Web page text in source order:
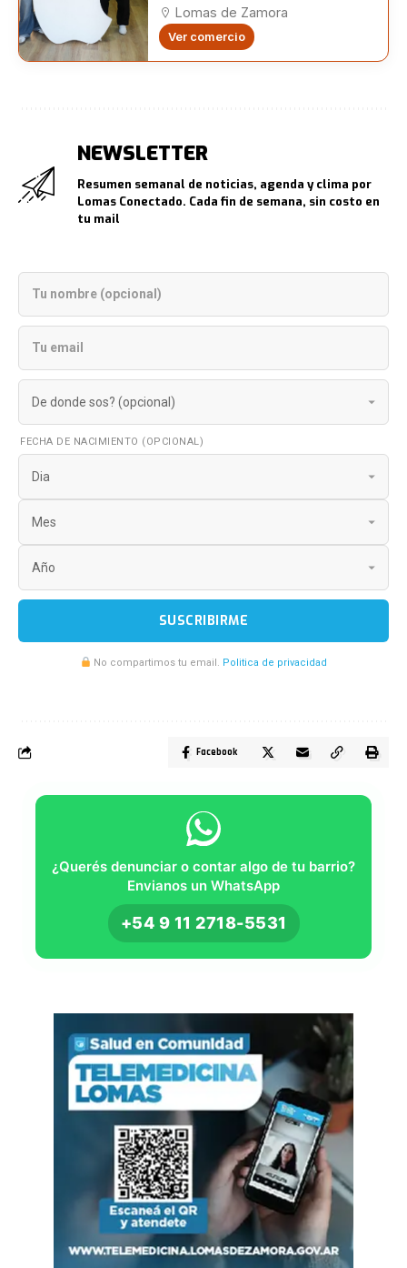
Lomas de Zamora
Ver comercio
NEWSLETTER
Resumen semanal de noticias, agenda y clima por
Lomas Conectado. Cada fin de semana, sin costo en
tu mail
FECHA DE NACIMIENTO (OPCIONAL)
SUSCRIBIRME
No compartimos tu email. Politica de privacidad
Facebook
¿Querés denunciar o contar algo de tu barrio?
Envianos un WhatsApp
+54 9 11 2718-5531